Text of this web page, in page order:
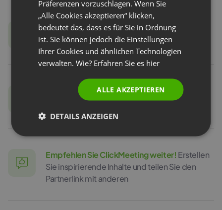
Füllen Sie das Formular ausund melde sich für
das Partnerprogramm an
Laden Sie den Partnerlinkund das
Werbematerial herunter
Empfehlen Sie ClickMeeting weiter! Erstellen
Sie inspirierende Inhalte und teilen Sie den
Partnerlink mit anderen
ITALIAN
Präferenzen vorzuschlagen. Wenn Sie
„Alle Cookies akzeptieren“ klicken,
bedeutet das, dass es für Sie in Ordnung
ist. Sie können jedoch die Einstellungen
Ihrer Cookies und ähnlichen Technologien
verwalten. Wie? Erfahren Sie es hier
ALLE AKZEPTIEREN
DETAILS ANZEIGEN